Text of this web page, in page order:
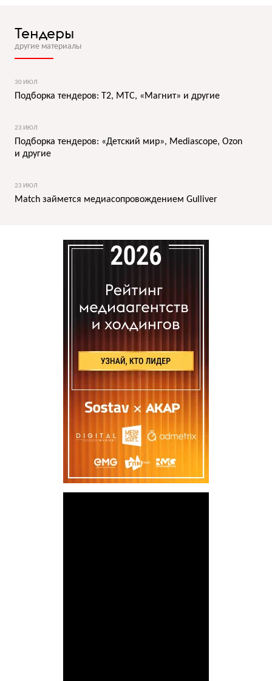
Тендеры
другие материалы
30 ИЮЛ
Подборка тендеров: T2, МТС, «Магнит» и другие
23 ИЮЛ
Подборка тендеров: «Детский мир», Mediascope, Ozon
и другие
23 ИЮЛ
Match займется медиасопровождением Gulliver